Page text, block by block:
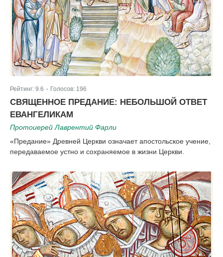
Рейтинг: 9.6 Голосов: 196
СВЯЩЕННОЕ ПРЕДАНИЕ: НЕБОЛЬШОЙ ОТВЕТ
ЕВАНГЕЛИКАМ
Протоиерей Лаврентий Фарли
«Предание» Древней Церкви означает апостольское учение,
передаваемое устно и сохраняемое в жизни Церкви.